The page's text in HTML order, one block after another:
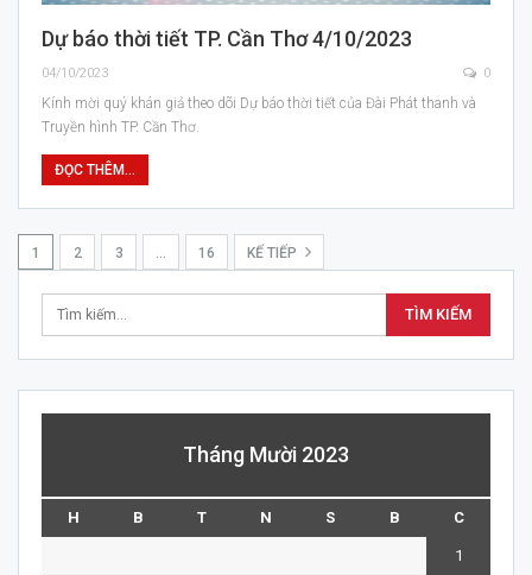
Dự báo thời tiết TP. Cần Thơ 4/10/2023
04/10/2023 0
Kính mời quý khán giả theo dõi Dự báo thời tiết của Đài Phát thanh và
Truyền hình TP. Cần Thơ.
ĐỌC THÊM...
1 2 3 … 16 KẾ TIẾP
Tháng Mười 2023
H B T N S B C
1